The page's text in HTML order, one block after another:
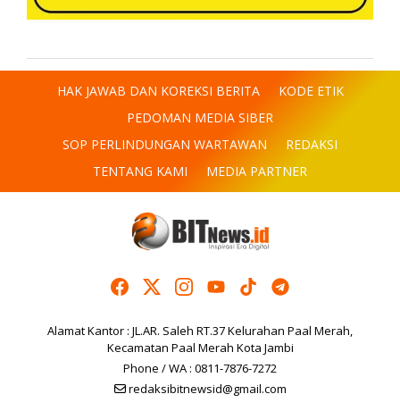
HAK JAWAB DAN KOREKSI BERITA
KODE ETIK
PEDOMAN MEDIA SIBER
SOP PERLINDUNGAN WARTAWAN
REDAKSI
TENTANG KAMI
MEDIA PARTNER
Alamat Kantor : JL.AR. Saleh RT.37 Kelurahan Paal Merah,
Kecamatan Paal Merah Kota Jambi
Phone / WA : 0811-7876-7272
redaksibitnewsid@gmail.com